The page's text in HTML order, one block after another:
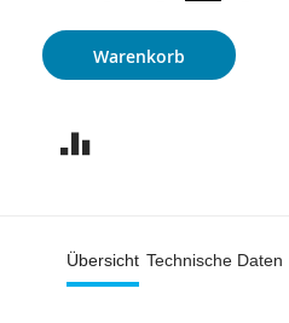
Warenkorb
Übersicht Technische Daten